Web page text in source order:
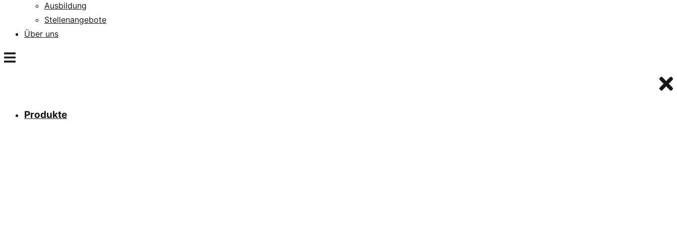
Ausbildung
Stellenangebote
Über uns
Produkte